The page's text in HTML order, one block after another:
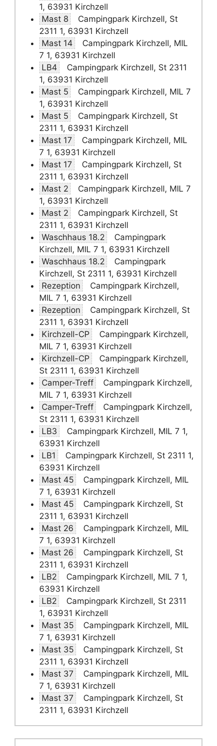
1, 63931 Kirchzell
Mast 8
Campingpark Kirchzell, St
2311 1, 63931 Kirchzell
Mast 14
Campingpark Kirchzell, MIL
7 1, 63931 Kirchzell
LB4
Campingpark Kirchzell, St 2311
1, 63931 Kirchzell
Mast 5
Campingpark Kirchzell, MIL 7
1, 63931 Kirchzell
Mast 5
Campingpark Kirchzell, St
2311 1, 63931 Kirchzell
Mast 17
Campingpark Kirchzell, MIL
7 1, 63931 Kirchzell
Mast 17
Campingpark Kirchzell, St
2311 1, 63931 Kirchzell
Mast 2
Campingpark Kirchzell, MIL 7
1, 63931 Kirchzell
Mast 2
Campingpark Kirchzell, St
2311 1, 63931 Kirchzell
Waschhaus 18.2
Campingpark
Kirchzell, MIL 7 1, 63931 Kirchzell
Waschhaus 18.2
Campingpark
Kirchzell, St 2311 1, 63931 Kirchzell
Rezeption
Campingpark Kirchzell,
MIL 7 1, 63931 Kirchzell
Rezeption
Campingpark Kirchzell, St
2311 1, 63931 Kirchzell
Kirchzell-CP
Campingpark Kirchzell,
MIL 7 1, 63931 Kirchzell
Kirchzell-CP
Campingpark Kirchzell,
St 2311 1, 63931 Kirchzell
Camper-Treff
Campingpark Kirchzell,
MIL 7 1, 63931 Kirchzell
Camper-Treff
Campingpark Kirchzell,
St 2311 1, 63931 Kirchzell
LB3
Campingpark Kirchzell, MIL 7 1,
63931 Kirchzell
LB1
Campingpark Kirchzell, St 2311 1,
63931 Kirchzell
Mast 45
Campingpark Kirchzell, MIL
7 1, 63931 Kirchzell
Mast 45
Campingpark Kirchzell, St
2311 1, 63931 Kirchzell
Mast 26
Campingpark Kirchzell, MIL
7 1, 63931 Kirchzell
Mast 26
Campingpark Kirchzell, St
2311 1, 63931 Kirchzell
LB2
Campingpark Kirchzell, MIL 7 1,
63931 Kirchzell
LB2
Campingpark Kirchzell, St 2311
1, 63931 Kirchzell
Mast 35
Campingpark Kirchzell, MIL
7 1, 63931 Kirchzell
Mast 35
Campingpark Kirchzell, St
2311 1, 63931 Kirchzell
Mast 37
Campingpark Kirchzell, MIL
7 1, 63931 Kirchzell
Mast 37
Campingpark Kirchzell, St
2311 1, 63931 Kirchzell